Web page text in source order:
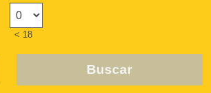
< 18
Buscar